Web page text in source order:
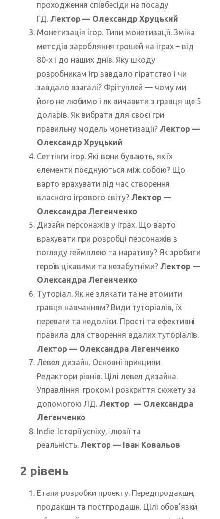
проходження співбесіди на посаду
ГД. Лектор — Олександр Хруцький
Монетизація ігор. Типи монетизації. Зміна
методів заробляння грошей на іграх – від
80-х і до наших днів. Яку шкоду
розробникам ігр завдало піратство і чи
завдало взагалі? Фрітуплей — чому ми
його не любимо і як вичавити з гравця ще 5
доларів. Як вибрати для своєї гри
правильну модель монетизації? Лектор —
Олександр Хруцький
Сеттінги ігор. Які вони бувають, як їх
елементи поєднуються між собою? Що
варто врахувати під час створення
власного ігрового світу? Лектор —
Олександра Легенченко
Дизайн персонажів у іграх. Що варто
врахувати при розробці персонажів з
погляду геймплею та наративу? Як зробити
героїв цікавими та незабутніми? Лектор —
Олександра Легенченко
Туторіал. Як не злякати та не втомити
гравця навчанням? Види туторіалів, їх
переваги та недоліки. Прості та ефективні
правила для створення вдалих туторіалів.
Лектор — Олександра Легенченко
Левел дизайн. Основні принципи.
Редактори рівнів. Цілі левел дизайна.
Управління ігроком і розкриття сюжету за
допомогою ЛД. Лектор — Олександра
Легенченко
Indie. Історії успіху, ілюзії та
реальність. Лектор — Іван Ковальов
2 рівень
Етапи розробки проекту. Передпродакшн,
продакшн та постпродашн. Цілі обов’язки